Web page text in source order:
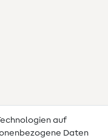
auf
Daten